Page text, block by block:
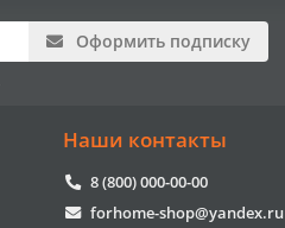
Оформить подписку
Наши контакты
8 (800) 000-00-00
forhome-shop@yandex.ru